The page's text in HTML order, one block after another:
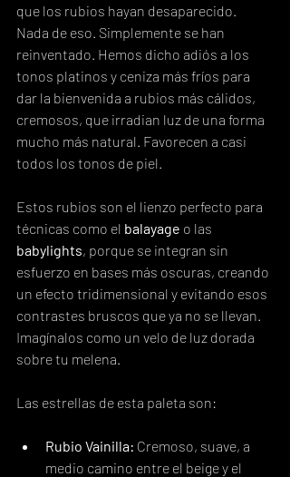
que los rubios hayan desaparecido.
Nada de eso. Simplemente se han
reinventado. Hemos dicho adiós a los
tonos platinos y ceniza más fríos para
dar la bienvenida a rubios más cálidos,
cremosos, que irradian luz de una forma
mucho más natural. Favorecen a casi
todos los tonos de piel.
Estos rubios son el lienzo perfecto para
técnicas como el balayage o las
babylights, porque se integran sin
esfuerzo en bases más oscuras, creando
un efecto tridimensional y evitando esos
contrastes bruscos que ya no se llevan.
Imagínalos como un velo de luz dorada
sobre tu melena.
Las estrellas de esta paleta son:
Rubio Vainilla: Cremoso, suave, a
medio camino entre el beige y el